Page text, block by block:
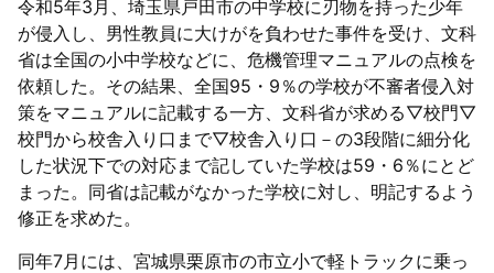
令和5年3月、埼玉県戸田市の中学校に刃物を持った少年
が侵入し、男性教員に大けがを負わせた事件を受け、文科
省は全国の小中学校などに、危機管理マニュアルの点検を
依頼した。その結果、全国95・9％の学校が不審者侵入対
策をマニュアルに記載する一方、文科省が求める▽校門▽
校門から校舎入り口まで▽校舎入り口－の3段階に細分化
した状況下での対応まで記していた学校は59・6％にとど
まった。同省は記載がなかった学校に対し、明記するよう
修正を求めた。
同年7月には、宮城県栗原市の市立小で軽トラックに乗っ